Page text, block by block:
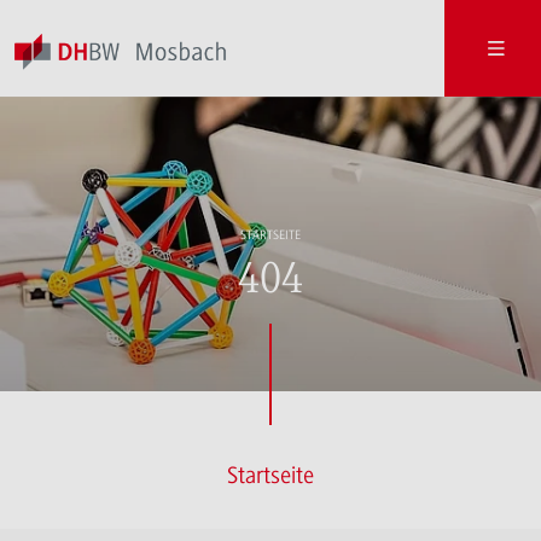
STARTSEITE
404
Startseite